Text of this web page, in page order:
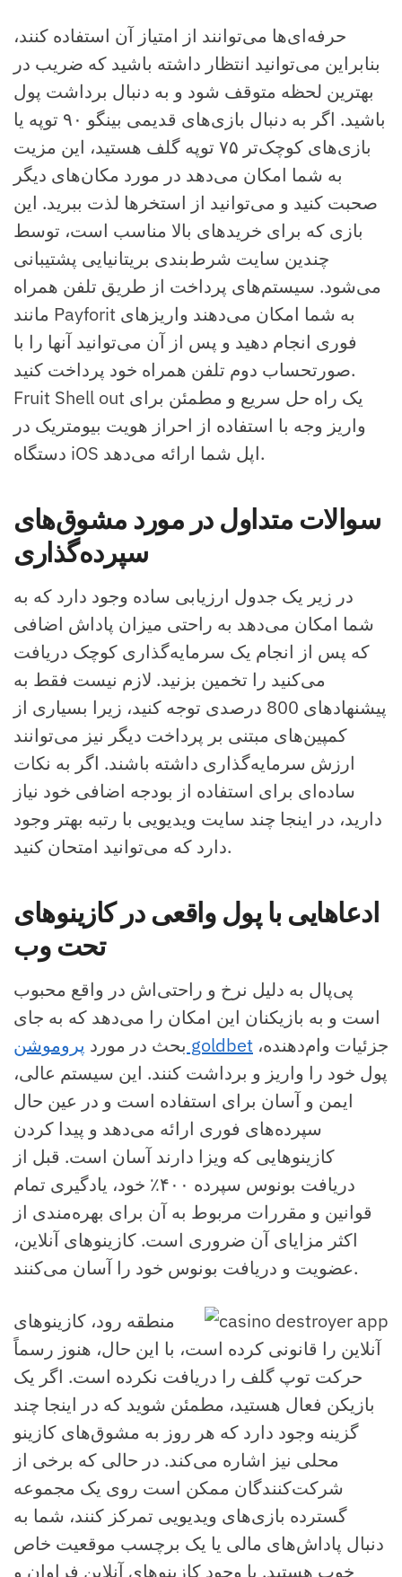
حرفه‌ای‌ها می‌توانند از امتیاز آن استفاده کنند،
بنابراین می‌توانید انتظار داشته باشید که ضریب در
بهترین لحظه متوقف شود و به دنبال برداشت پول
باشید. اگر به دنبال بازی‌های قدیمی بینگو ۹۰ توپه یا
بازی‌های کوچک‌تر ۷۵ توپه گلف هستید، این مزیت
به شما امکان می‌دهد در مورد مکان‌های دیگر
صحبت کنید و می‌توانید از استخرها لذت ببرید. این
بازی که برای خریدهای بالا مناسب است، توسط
چندین سایت شرط‌بندی بریتانیایی پشتیبانی
می‌شود. سیستم‌های پرداخت از طریق تلفن همراه
مانند Payforit به شما امکان می‌دهند واریزهای
فوری انجام دهید و پس از آن می‌توانید آنها را با
صورتحساب دوم تلفن همراه خود پرداخت کنید.
Fruit Shell out یک راه حل سریع و مطمئن برای
واریز وجه با استفاده از احراز هویت بیومتریک در
دستگاه iOS اپل شما ارائه می‌دهد.
سوالات متداول در مورد مشوق‌های
سپرده‌گذاری
در زیر یک جدول ارزیابی ساده وجود دارد که به
شما امکان می‌دهد به راحتی میزان پاداش اضافی
که پس از انجام یک سرمایه‌گذاری کوچک دریافت
می‌کنید را تخمین بزنید. لازم نیست فقط به
پیشنهادهای 800 درصدی توجه کنید، زیرا بسیاری از
کمپین‌های مبتنی بر پرداخت دیگر نیز می‌توانند
ارزش سرمایه‌گذاری داشته باشند. اگر به نکات
ساده‌ای برای استفاده از بودجه اضافی خود نیاز
دارید، در اینجا چند سایت ویدیویی با رتبه بهتر وجود
دارد که می‌توانید امتحان کنید.
ادعاهایی با پول واقعی در کازینوهای
تحت وب
پی‌پال به دلیل نرخ و راحتی‌اش در واقع محبوب
است و به بازیکنان این امکان را می‌دهد که به جای
بحث در مورد پروموشن goldbet
پول خود را واریز و برداشت کنند. این سیستم عالی،
ایمن و آسان برای استفاده است و در عین حال
سپرده‌های فوری ارائه می‌دهد و پیدا کردن
کازینوهایی که ویزا دارند آسان است. قبل از
دریافت بونوس سپرده ۴۰۰٪ خود، یادگیری تمام
قوانین و مقررات مربوط به آن برای بهره‌مندی از
اکثر مزایای آن ضروری است. کازینوهای آنلاین،
عضویت و دریافت بونوس خود را آسان می‌کنند.
منطقه رود، کازینوهای
آنلاین را قانونی کرده است، با این حال، هنوز رسماً
حرکت توپ گلف را دریافت نکرده است. اگر یک
بازیکن فعال هستید، مطمئن شوید که در اینجا چند
گزینه وجود دارد که هر روز به مشوق‌های کازینو
محلی نیز اشاره می‌کند. در حالی که برخی از
شرکت‌کنندگان ممکن است روی یک مجموعه
گسترده بازی‌های ویدیویی تمرکز کنند، شما به
دنبال پاداش‌های مالی یا یک برچسب موقعیت خاص
خوب هستید. با وجود کازینوهای آنلاین فراوان و